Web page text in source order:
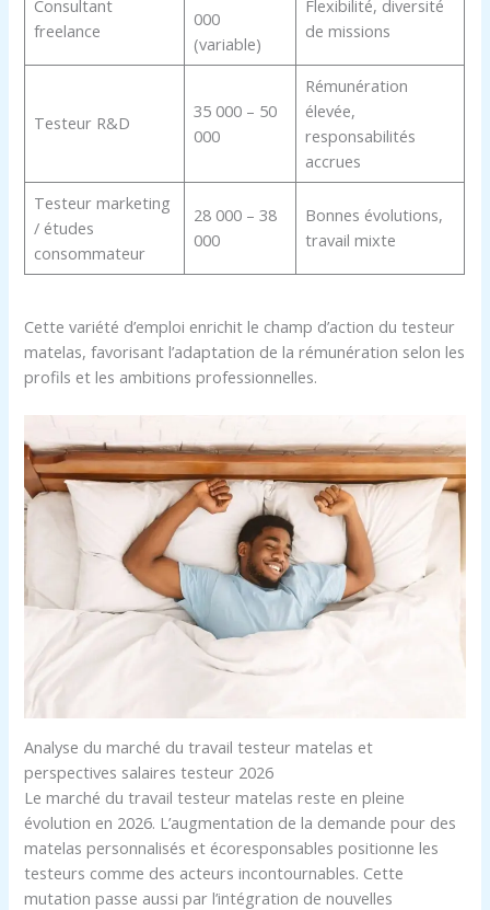
Consultant
freelance
000
(variable)
Flexibilité, diversité
de missions
Testeur R&D
35 000 – 50
000
Rémunération
élevée,
responsabilités
accrues
Testeur marketing
/ études
consommateur
28 000 – 38
000
Bonnes évolutions,
travail mixte
Cette variété d’emploi enrichit le champ d’action du testeur
matelas, favorisant l’adaptation de la rémunération selon les
profils et les ambitions professionnelles.
Analyse du marché du travail testeur matelas et
perspectives salaires testeur 2026
Le marché du travail testeur matelas reste en pleine
évolution en 2026. L’augmentation de la demande pour des
matelas personnalisés et écoresponsables positionne les
testeurs comme des acteurs incontournables. Cette
mutation passe aussi par l’intégration de nouvelles